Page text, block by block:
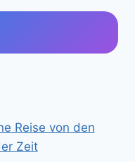
Reise von den
Zeit